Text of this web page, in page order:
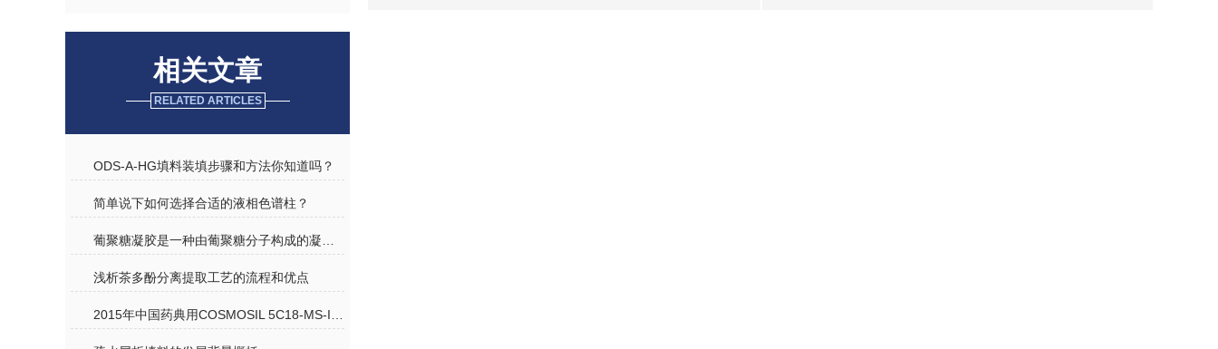
相关文章
RELATED ARTICLES
ODS-A-HG填料装填步骤和方法你知道吗？
简单说下如何选择合适的液相色谱柱？
浅析茶多酚分离提取工艺的流程和优点